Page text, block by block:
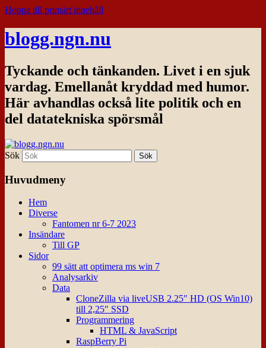
Hoppa till primärt innehåll
blogg.ngn.nu
Tyckande och tänkanden. Livet i en sjuk
vardag. Emellanåt kryddad med humor.
Här avhandlas också lite politik och en
del datatekniska spörsmål
Sök
Huvudmeny
Hem
Diverse
Fantomen nr 6-7 2023
Insändare
Till GP
Sidor
99 sätt att optimera ms win 7
Analysarkiv
Data
CloneZilla via liveUSB 2.25″ HD (OS Win10)
till 2,25″ SSD
Programmering
HTML & JavaScript
RaspBerry Pi